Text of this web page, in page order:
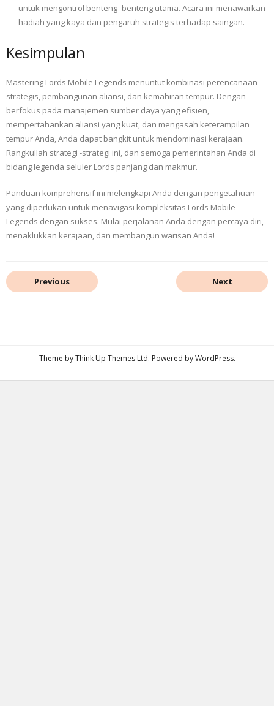
untuk mengontrol benteng -benteng utama. Acara ini menawarkan
hadiah yang kaya dan pengaruh strategis terhadap saingan.
Kesimpulan
Mastering Lords Mobile Legends menuntut kombinasi perencanaan
strategis, pembangunan aliansi, dan kemahiran tempur. Dengan
berfokus pada manajemen sumber daya yang efisien,
mempertahankan aliansi yang kuat, dan mengasah keterampilan
tempur Anda, Anda dapat bangkit untuk mendominasi kerajaan.
Rangkullah strategi -strategi ini, dan semoga pemerintahan Anda di
bidang legenda seluler Lords panjang dan makmur.
Panduan komprehensif ini melengkapi Anda dengan pengetahuan
yang diperlukan untuk menavigasi kompleksitas Lords Mobile
Legends dengan sukses. Mulai perjalanan Anda dengan percaya diri,
menaklukkan kerajaan, dan membangun warisan Anda!
Previous Next
Theme byThink Up Themes Ltd. Powered byWordPress.